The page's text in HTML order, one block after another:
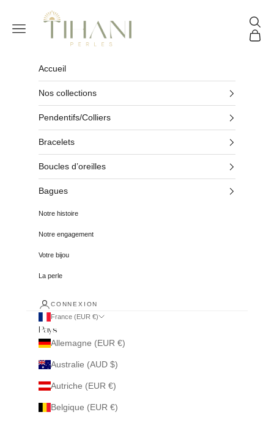
Tihani Perles
Menu
Panier
Accueil
Nos collections
Pendentifs/Colliers
Bracelets
Boucles d’oreilles
Bagues
Notre histoire
Notre engagement
Votre bijou
La perle
CONNEXION
France (EUR €)
Pays
Allemagne (EUR €)
Australie (AUD $)
Autriche (EUR €)
Belgique (EUR €)